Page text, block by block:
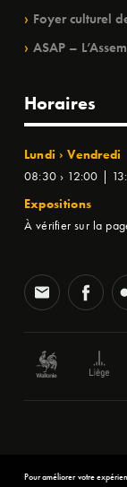
Foyer culturel
ASAP –
Horaires
Lundi › Vendredi
08:30 › 12:00 |
Expositions
À vérifier sur la
Pour améliorer votre